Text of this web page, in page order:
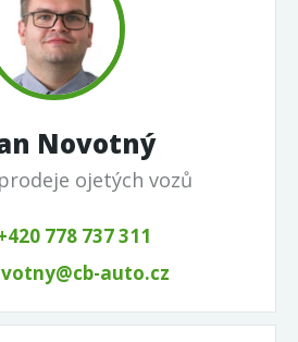
Novotný
ojetých vozů
778 737 311
auto.cz